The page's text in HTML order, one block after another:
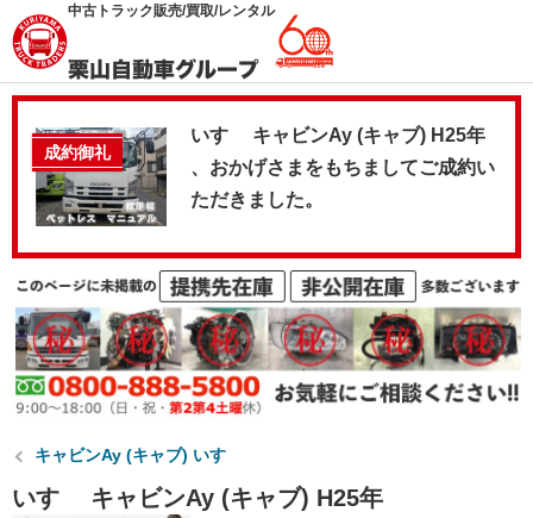
中古トラック販売/買取/レンタル
成約御礼
いすゞ キャビンAy (キャブ) H25年
、おかげさまをもちましてご成約い
ただきました。
キャビンAy (キャブ) いすゞ
いすゞ キャビンAy (キャブ) H25年